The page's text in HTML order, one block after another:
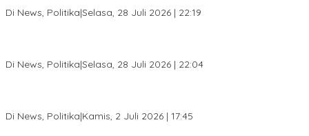
Di News, Politika|Selasa, 28 Juli 2026 | 22:19
Di News, Politika|Selasa, 28 Juli 2026 | 22:04
Di News, Politika|Kamis, 2 Juli 2026 | 17:45